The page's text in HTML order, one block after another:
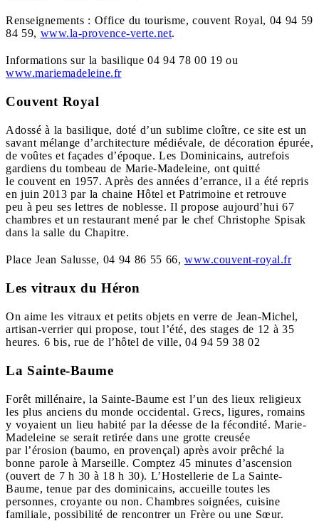
Renseignements : Office du tourisme, couvent Royal, 04 94 59
84 59, www.la-provence-verte.net.
Informations sur la basilique 04 94 78 00 19 ou
www.mariemadeleine.fr
Couvent Royal
Adossé à la basilique, doté d’un sublime cloître, ce site est un
savant mélange d’architecture médiévale, de décoration épurée,
de voûtes et façades d’époque. Les Dominicains, autrefois
gardiens du tombeau de Marie-Madeleine, ont quitté
le couvent en 1957. Après des années d’errance, il a été repris
en juin 2013 par la chaine Hôtel et Patrimoine et retrouve
peu à peu ses lettres de noblesse. Il propose aujourd’hui 67
chambres et un restaurant mené par le chef Christophe Spisak
dans la salle du Chapitre.
Place Jean Salusse, 04 94 86 55 66, www.couvent-royal.fr
Les vitraux du Héron
On aime les vitraux et petits objets en verre de Jean-Michel,
artisan-verrier qui propose, tout l’été, des stages de 12 à 35
heures. 6 bis, rue de l’hôtel de ville, 04 94 59 38 02
La Sainte-Baume
Forêt millénaire, la Sainte-Baume est l’un des lieux religieux
les plus anciens du monde occidental. Grecs, ligures, romains
y voyaient un lieu habité par la déesse de la fécondité. Marie-
Madeleine se serait retirée dans une grotte creusée
par l’érosion (baumo, en provençal) après avoir prêché la
bonne parole à Marseille. Comptez 45 minutes d’ascension
(ouvert de 7 h 30 à 18 h 30). L’Hostellerie de La Sainte-
Baume, tenue par des dominicains, accueille toutes les
personnes, croyante ou non. Chambres soignées, cuisine
familiale, possibilité de rencontrer un Frère ou une Sœur.